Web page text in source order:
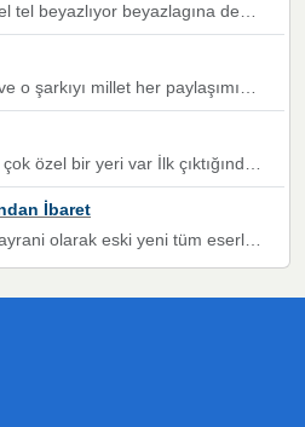
ona üzülüyorum günler bir bir geçiyor geçen günlere değil sensiz geçen günlere darılıyorum,Dinledikce asla kavusamayacagim ama asla unutamicagim sevdiğim adam için yanar içim
bikıyorsun Ama bu enteresan bir şekilde dillere dolanıyor millet olarak seviyoruz dertlerle boğuşurken bir yandan da göbek atmayi))) diyeceklerim bu kadar güzel hoş bir sayfa emeğinize sağlık arkadaşlar kolay gelsin
ve sonra müdavimi oldum günlük Ben de 3-5 kere dinleyip ezberleyip artık ilahiye bende eşlik ediyorum yüksek sesle Allah razı olsun hizmet nimettir Rabbim sizin zahmetlerinize de hayırlı nimetler versin Selam ve dua ile Allah'a emanet olun
İbaret
birisiyim, emeğine saygı duyan gönül veren bunu en güzel şekilde sevenlerine ulaştıran siz değerli sayfa yöneticilerine de teşekkür ederim